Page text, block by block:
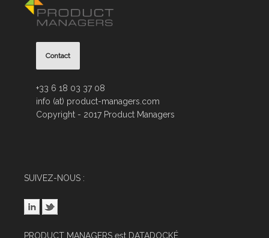
Contact
+33 6 18 03 37 08
info (at) product-managers.com
Copyright - 2017 Product Managers
SUIVEZ-NOUS :
PRODUCT MANAGERS est DATADOCKÉ